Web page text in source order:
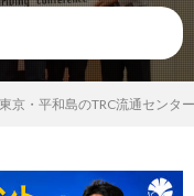
東京・平和島のTRC流通セン